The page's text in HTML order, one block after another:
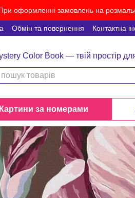
При оформленні замовлень на
Обмін та повернення Контактна
Color Book — твій простір
Картини за номерами